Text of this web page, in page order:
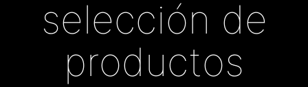
selección de
productos